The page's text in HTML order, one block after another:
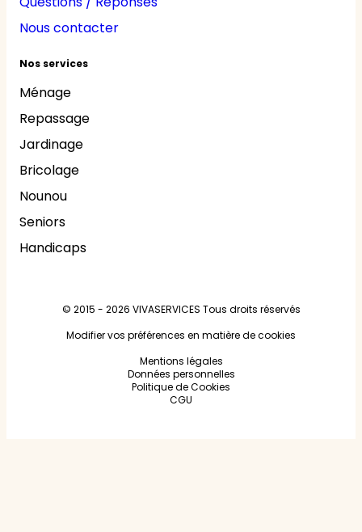
Nous contacter
Nos services
Ménage
Repassage
Jardinage
Bricolage
Nounou
Seniors
Handicaps
© 2015 - 2026 VIVASERVICES Tous droits réservés
Modifier vos préférences en matière de cookies
Mentions légales
Données personnelles
Politique de Cookies
CGU